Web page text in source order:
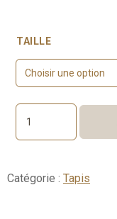
TAILLE
quantité
de
Catégorie : Tapis